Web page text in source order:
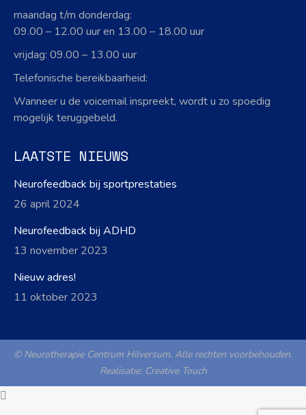
maandag t/m donderdag:
09.00 – 12.00 uur en 13.00 – 18.00 uur
vrijdag: 09.00 – 13.00 uur
Telefonische bereikbaarheid:
Wanneer u de voicemail inspreekt, wordt u zo spoedig
mogelijk teruggebeld.
LAATSTE NIEUWS
Neurofeedback bij sportprestaties
26 april 2024
Neurofeedback bij ADHD
13 november 2023
Nieuw adres!
11 oktober 2023
© Neurotherapie Centrum Hilversum. Alle rechten voorbehouden.
Realisatie: Creative Touch